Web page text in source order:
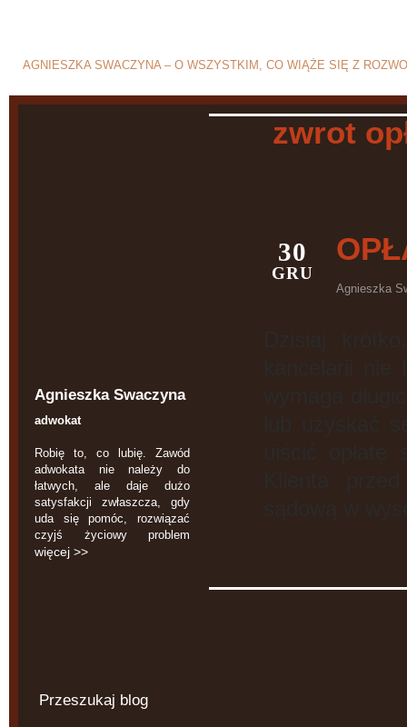
AGNIESZKA SWACZYNA – O WSZYSTKIM, CO WIĄŻE SIĘ Z
zwrot
30
GRU
Agnieszka
Agnieszka Swaczyna
adwokat
Robię to, co lubię. Zawód
adwokata nie należy do
łatwych, ale daje dużo
satysfakcji zwłaszcza, gdy
uda się pomóc, rozwiązać
czyjś życiowy problem
więcej >>
Przeszukaj blog